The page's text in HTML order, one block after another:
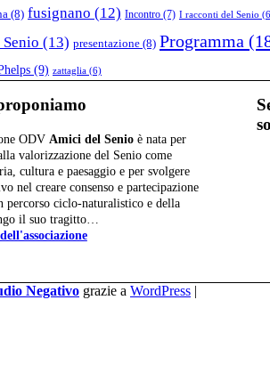
(8) fusignano (12) Incontro (7) I racconti del Senio
(13) presentazione (8) Programma
(9) zattaglia (6)
ODV Amici del Senioè nata per
valorizzazione del Senio come
cultura e paesaggio e per svolgere
nel creare consenso e partecipazione
percorso ciclo-naturalistico e della
il suo tragitto…
Negativo grazie a WordPress |